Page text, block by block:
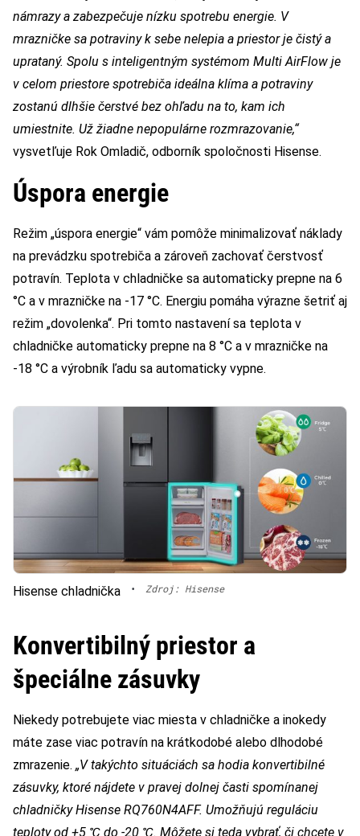
námrazy a zabezpečuje nízku spotrebu energie. V
mrazničke sa potraviny k sebe nelepia a priestor je čistý a
uprataný. Spolu s inteligentným systémom Multi AirFlow je
v celom priestore spotrebiča ideálna klíma a potraviny
zostanú dlhšie čerstvé bez ohľadu na to, kam ich
umiestnite. Už žiadne nepopulárne rozmrazovanie,“
vysvetľuje Rok Omladič, odborník spoločnosti Hisense.
Úspora energie
Režim „úspora energie“ vám pomôže minimalizovať náklady
na prevádzku spotrebiča a zároveň zachovať čerstvosť
potravín. Teplota v chladničke sa automaticky prepne na 6
°C a v mrazničke na -17 °C. Energiu pomáha výrazne šetriť aj
režim „dovolenka“. Pri tomto nastavení sa teplota v
chladničke automaticky prepne na 8 °C a v mrazničke na
-18 °C a výrobník ľadu sa automaticky vypne.
Hisense chladnička • Zdroj: Hisense
Konvertibilný priestor a
špeciálne zásuvky
Niekedy potrebujete viac miesta v chladničke a inokedy
máte zase viac potravín na krátkodobé alebo dlhodobé
zmrazenie. „V takýchto situáciách sa hodia konvertibilné
zásuvky, ktoré nájdete v pravej dolnej časti spomínanej
chladničky Hisense RQ760N4AFF. Umožňujú reguláciu
teploty od +5 ℃ do -20 ℃. Môžete si teda vybrať, či chcete v